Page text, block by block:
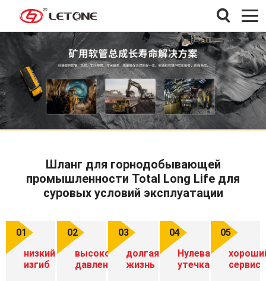
Шланг для горнодобывающей
промышленности Total Long Life для
суровых условий эксплуатации
01
низкий
изгиб
02
высокое
давление
03
долгая
жизнь
04
Нулевая
утечка
05
сервис